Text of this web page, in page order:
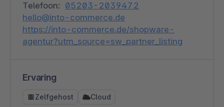
Telefoon: 05203-2039472
hello@into-commerce.de
https://into-commerce.de/shopware-
agentur?utm_source=sw_partner_listing
Ervaring
Zelfgehost Cloud